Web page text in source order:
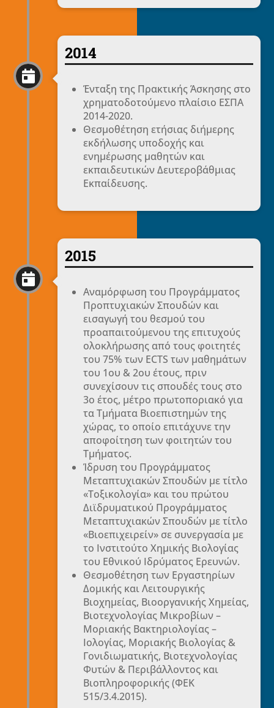

2014
Ένταξη της Πρακτικής Άσκησης στο
χρηματοδοτούμενο πλαίσιο ΕΣΠΑ
2014-2020.
Θεσμοθέτηση ετήσιας διήμερης
εκδήλωσης υποδοχής και
ενημέρωσης μαθητών και
εκπαιδευτικών Δευτεροβάθμιας
Εκπαίδευσης.

2015
Αναμόρφωση του Προγράμματος
Προπτυχιακών Σπουδών και
εισαγωγή του θεσμού του
προαπαιτούμενου της επιτυχούς
ολοκλήρωσης από τους φοιτητές
του 75% των ECTS των μαθημάτων
του 1ου & 2ου έτους, πριν
συνεχίσουν τις σπουδές τους στο
3ο έτος, μέτρο πρωτοποριακό για
τα Τμήματα Βιοεπιστημών της
χώρας, το οποίο επιτάχυνε την
αποφοίτηση των φοιτητών του
Τμήματος.
Ίδρυση του Προγράμματος
Μεταπτυχιακών Σπουδών με τίτλο
«Τοξικολογία» και του πρώτου
Διϊδρυματικού Προγράμματος
Μεταπτυχιακών Σπουδών με τίτλο
«Βιοεπιχειρείν» σε συνεργασία με
το Ινστιτούτο Χημικής Βιολογίας
του Εθνικού Ιδρύματος Ερευνών.
Θεσμοθέτηση των Εργαστηρίων
Δομικής και Λειτουργικής
Βιοχημείας, Βιοοργανικής Χημείας,
Βιοτεχνολογίας Μικροβίων –
Μοριακής Βακτηριολογίας –
Ιολογίας, Μοριακής Βιολογίας &
Γονιδιωματικής, Βιοτεχνολογίας
Φυτών & Περιβάλλοντος και
Βιοπληροφορικής (ΦΕΚ
515/3.4.2015).